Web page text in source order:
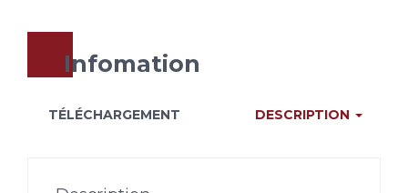
Infomation
DESCRIPTION
TÉLÉCHARGEMENT